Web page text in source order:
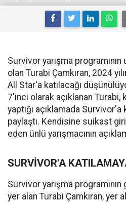
Survivor yarışma
olan Turabi Çamkıran, 2024
All Star'a katılacağı
7'inci olarak açıklanan Turabi,
yaptığı açıklamada Survivor'a
paylaştı. Kendisine suikast
eden ünlü yarışmacının
SURVİVOR'A
Survivor yarışma
yer alan Turabi Çamkıran, yer